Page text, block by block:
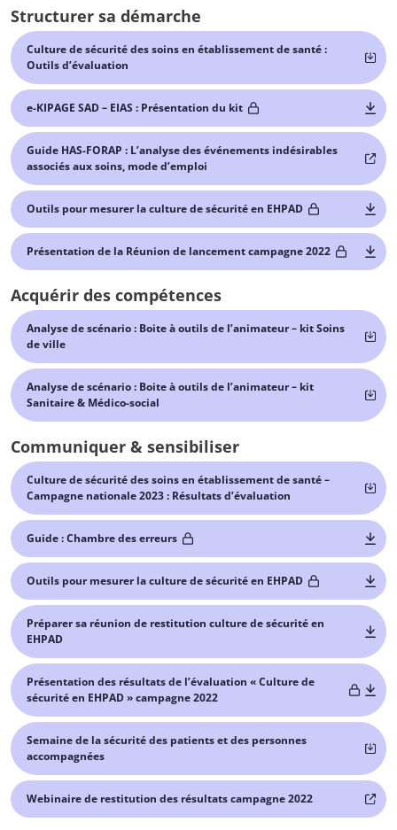
Structurer sa démarche
Culture de sécurité des soins en établissement de santé :
Outils d’évaluation
e-KIPAGE SAD – EIAS : Présentation du kit
Guide HAS-FORAP : L’analyse des événements indésirables
associés aux soins, mode d’emploi
Outils pour mesurer la culture de sécurité en EHPAD
Présentation de la Réunion de lancement campagne 2022
Acquérir des compétences
Analyse de scénario : Boite à outils de l’animateur – kit Soins
de ville
Analyse de scénario : Boite à outils de l’animateur – kit
Sanitaire & Médico-social
Communiquer & sensibiliser
Culture de sécurité des soins en établissement de santé –
Campagne nationale 2023 : Résultats d’évaluation
Guide : Chambre des erreurs
Outils pour mesurer la culture de sécurité en EHPAD
Préparer sa réunion de restitution culture de sécurité en
EHPAD
Présentation des résultats de l’évaluation « Culture de
sécurité en EHPAD » campagne 2022
Semaine de la sécurité des patients et des personnes
accompagnées
Webinaire de restitution des résultats campagne 2022